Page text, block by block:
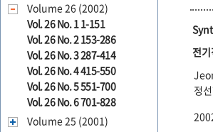
Volume 26 (2002)
Vol. 26 No. 1 1-151
Vol. 26 No. 2 153-286
Vol. 26 No. 3 287-414
Vol. 26 No. 4 415-550
Vol. 26 No. 5 551-700
Vol. 26 No. 6 701-828
Volume 25 (2001)
전
정